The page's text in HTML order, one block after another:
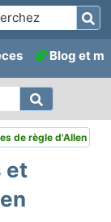
Blog et
de règle d'Allen
et